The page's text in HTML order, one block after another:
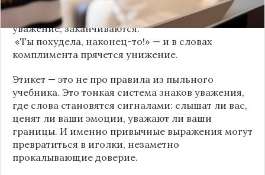
«Хватит ныть» — и разговор, а вместе с ним
уважение, заканчиваются.
«Ты похудела, наконец-то!» — и в словах
комплимента прячется унижение.
Этикет — это не про правила из пыльного
учебника. Это тонкая система знаков уважения,
где слова становятся сигналами: слышат ли вас,
ценят ли ваши эмоции, уважают ли ваши
границы. И именно привычные выражения могут
превратиться в иголки, незаметно
прокалывающие доверие.